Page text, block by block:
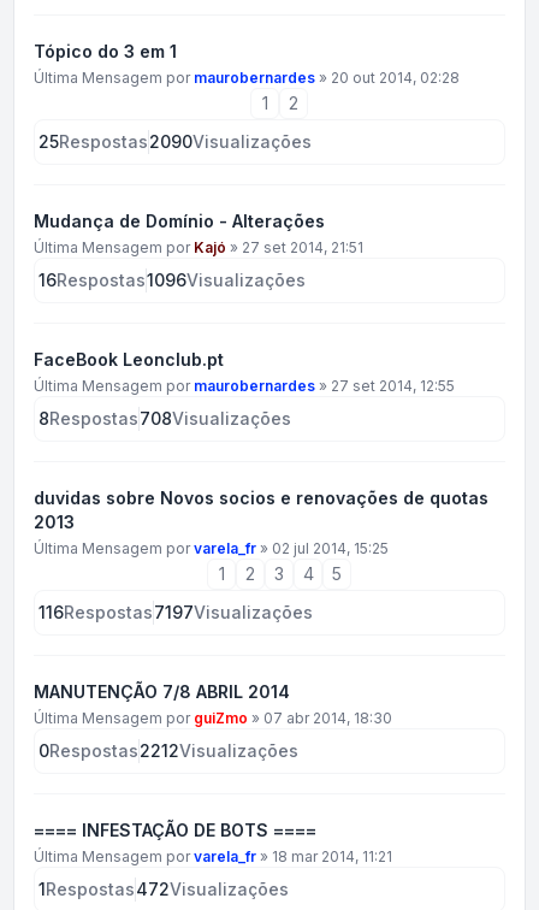
Tópico do 3 em 1
Última Mensagem por maurobernardes » 20 out 2014, 02:28
1
2
25Respostas2090Visualizações
Mudança de Domínio - Alterações
Última Mensagem por Kajó » 27 set 2014, 21:51
16Respostas1096Visualizações
FaceBook Leonclub.pt
Última Mensagem por maurobernardes » 27 set 2014, 12:55
8Respostas708Visualizações
duvidas sobre Novos socios e renovações de quotas
2013
Última Mensagem porvarela_fr » 02 jul 2014, 15:25
1 2 3 4
5
116Respostas7197Visualizações
MANUTENÇÃO 7/8 ABRIL 2014
Última Mensagem por guiZmo » 07 abr 2014, 18:30
0Respostas2212Visualizações
==== INFESTAÇÃO DE BOTS ====
Última Mensagem porvarela_fr » 18 mar 2014, 11:21
1Respostas472Visualizações